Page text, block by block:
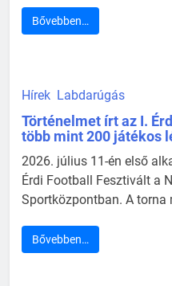
Bővebben…
Hírek Labdarúgás
Történelmet írt az I.
több mint 200 játékos
2026. július 11-én első
Érdi Football Fesztivált a
Sportközpontban. A torna
Bővebben…